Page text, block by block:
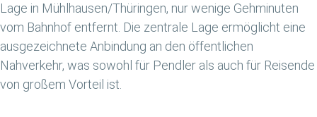
Lage in Mühlhausen/Thüringen, nur wenige Gehminuten
vom Bahnhof entfernt. Die zentrale Lage ermöglicht eine
ausgezeichnete Anbindung an den öffentlichen
Nahverkehr, was sowohl für Pendler als auch für Reisende
von großem Vorteil ist.